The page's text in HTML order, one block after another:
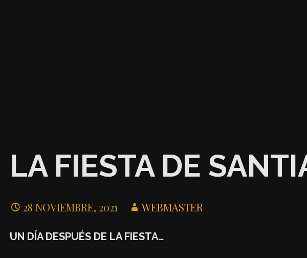
LA FIESTA DE
28 NOVIEMBRE, 2021 WEBMASTER
UN DÍA DESPUÉS DE LA FIESTA…